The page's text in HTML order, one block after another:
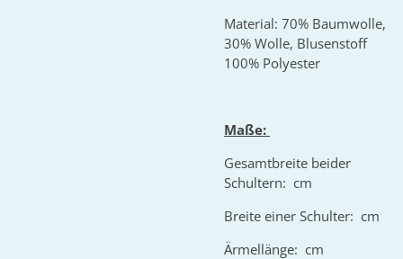
Material: 70% Baumwolle,
30% Wolle, Blusenstoff
100% Polyester
Maße:
Gesamtbreite beider
Schultern: cm
Breite einer Schulter: cm
Ärmellänge: cm